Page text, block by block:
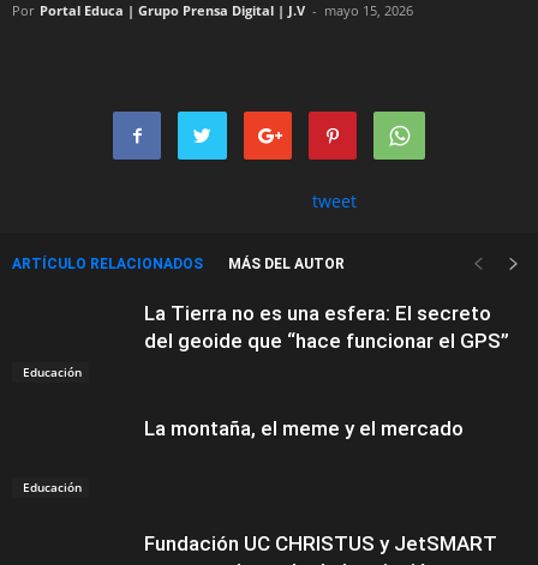
Por Portal Educa | Grupo Prensa Digital | J.V - mayo 15, 2026
tweet
ARTÍCULO RELACIONADOS MÁS DEL AUTOR
Educación
La Tierra no es una esfera: El secreto
del geoide que “hace funcionar el GPS”
Educación
La montaña, el meme y el mercado
Fundación UC CHRISTUS y JetSMART